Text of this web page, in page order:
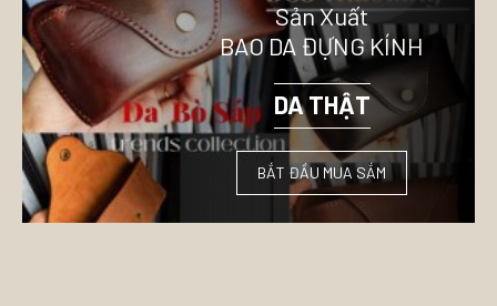
Sản Xuất
BAO DA ĐỰNG KÍNH
DA THẬT
BẮT ĐẦU MUA SẮM